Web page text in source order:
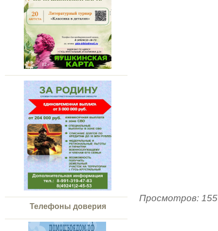
Телефоны доверия
Просмотров: 155